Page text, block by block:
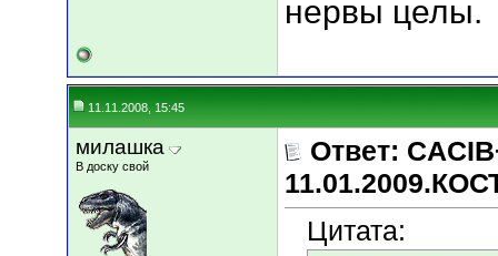
нервы целы.
11.11.2008, 15:45
милашка
В доску свой
Ответ:
Цитата: